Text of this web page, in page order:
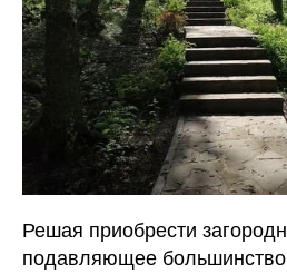
Решая приобрести
подавляющее